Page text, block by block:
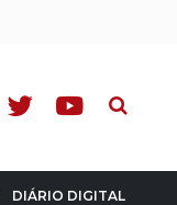
Pesquisa
DIÁRIO DIGITAL